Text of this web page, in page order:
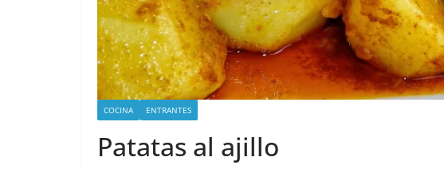
COCINA ENTRANTES
Patatas al ajillo